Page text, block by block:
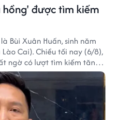
được tìm kiếm
Bùi Xuân Huấn, sinh năm
Lào Cai). Chiều tối nay (6/8),
ngờ có lượt tìm kiếm tăng